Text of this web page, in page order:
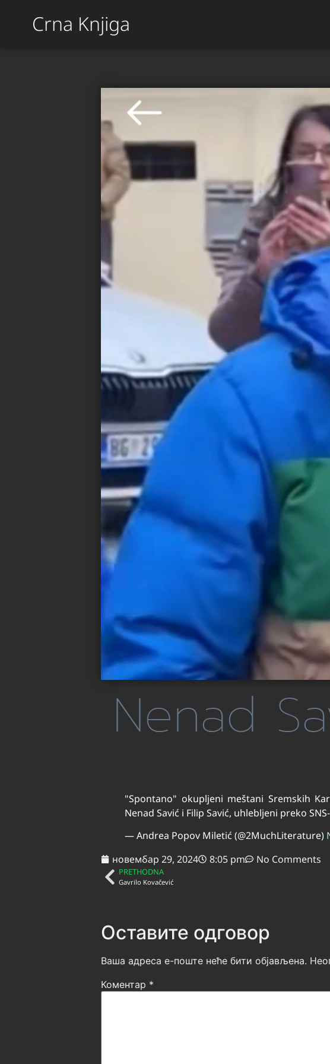
Crna Knjiga
Nenad
"Spontano" okupljeni meštani Sremskih
Nenad Savić i Filip Savić, uhlebljeni preko
— Andrea Popov Miletić (@2MuchLiterature)
новембар 29, 2024
8:05 pm No Comments
PRETHODNA
Gavrilo Kovačević
Оставите одговор
Ваша адреса е-поште неће бити објављена.
Коментар *